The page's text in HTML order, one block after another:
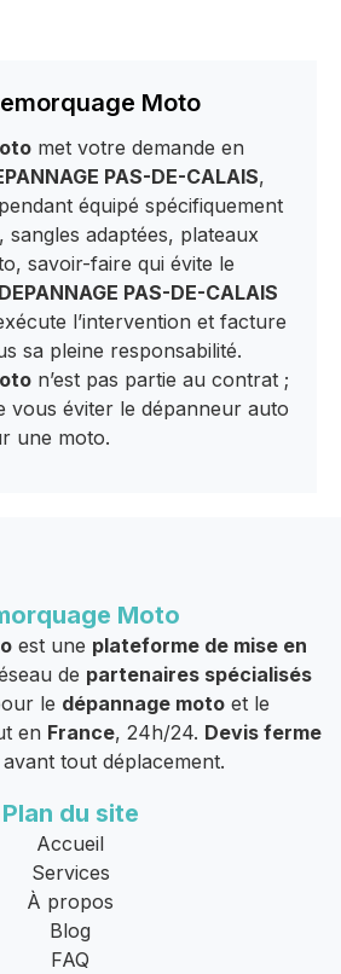
Moto
met votre demande en
PAS-DE-CALAIS,
équipé spécifiquement
adaptées, plateaux
savoir-faire qui évite le
DEPANNAGE PAS-DE-CALAIS
l’intervention et facture
sa pleine responsabilité.
n’est pas partie au contrat ;
vous éviter le dépanneur auto
une moto.
Moto
est une plateforme de mise en
de partenaires spécialisés
le dépannage moto et le
en France, 24h/24. Devis ferme
tout déplacement.
Plan du site
Accueil
Services
À propos
Blog
FAQ